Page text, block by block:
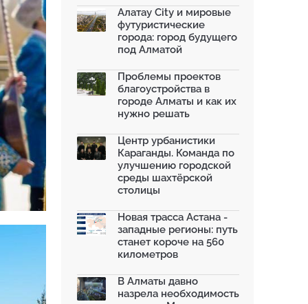
02.07.2026
На общественных слушаниях
представили экологическ...
30.06.2026
На слушаниях по корректировке
СЭО Генплана Алматы...
30.06.2026
130-летняя Майская роща в
22.06.2026
По улице Саина в Алматы с 20
июня заработает авто...
19.06.2026
романов о городах с...
18.06.2026
Алатау City и мировые
футуристические
города: город будущего
под Алматой
Проблемы проектов
благоустройства в
городе Алматы и как их
нужно решать
Центр урбанистики
Караганды. Команда по
улучшению городской
среды шахтёрской
столицы
Новая трасса Астана -
западные регионы: путь
станет короче на 560
километров
В Алматы давно
назрела необходимость